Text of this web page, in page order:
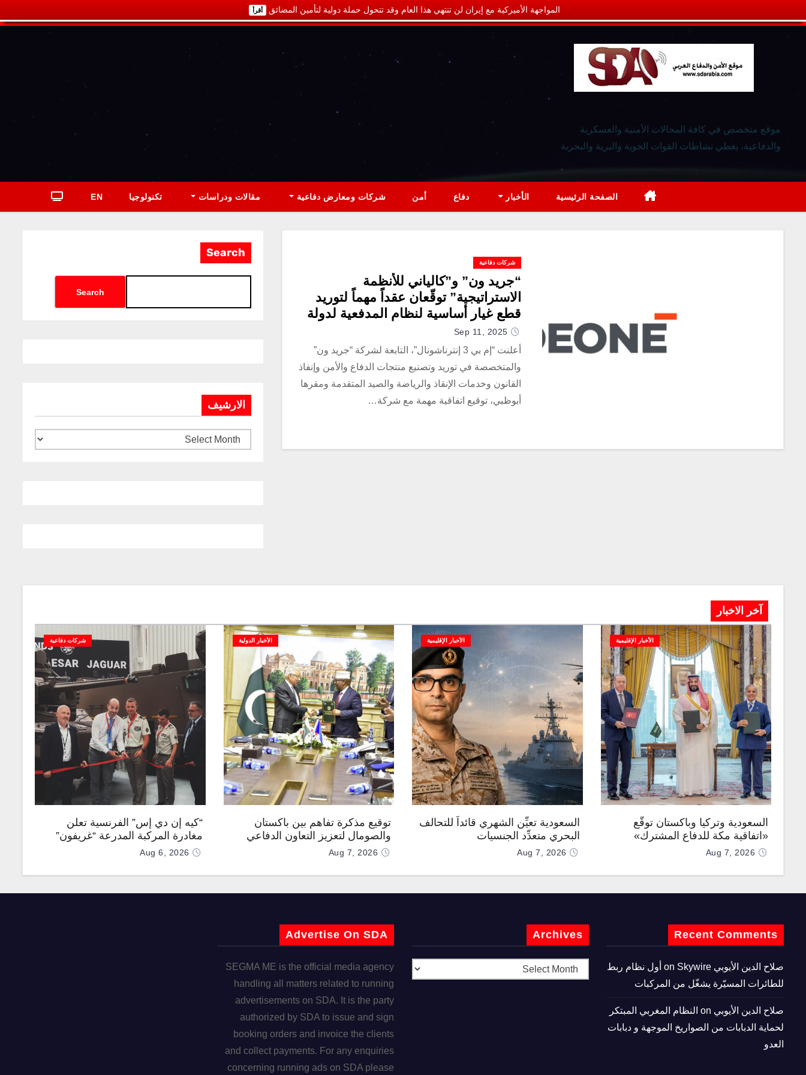
المواجهة الأميركية مع إيران لن تنتهي هذا العام وقد تتحول حملة دولية لتأمين المضائق أقرأ
موقع متخصص في كافة المجالات الأمنية والعسكرية
والدفاعية، يغطي نشاطات القوات الجوية والبرية والبحرية
الصفحة الرئيسية الأخبار دفاع أمن شركات ومعارض دفاعية مقالات ودراسات تكنولوجيا EN
شركات دفاعية
“جريد ون” و”كالياني للأنظمة
الاستراتيجية” توقّعان عقداً مهماً لتوريد
قطع غيار أساسية لنظام المدفعية لدولة
الإمارات
Sep 11, 2025
أعلنت “إم بي 3 إنترناشونال”، التابعة لشركة “جريد ون”
والمتخصصة في توريد وتصنيع منتجات الدفاع والأمن وإنفاذ
القانون وخدمات الإنقاذ والرياضة والصيد المتقدمة ومقرها
أبوظبي، توقيع اتفاقية مهمة مع شركة…
Search
Search
الارشيف
آخر الاخبار
الأخبار الإقليمية
السعودية وتركيا وباكستان توقّع
«اتفاقية مكة للدفاع المشترك»
Aug 7, 2026
الأخبار الإقليمية
السعودية تعيِّن الشهري قائداً للتحالف
البحري متعدِّد الجنسيات
Aug 7, 2026
الأخبار الدولية
توقيع مذكرة تفاهم بين باكستان
والصومال لتعزيز التعاون الدفاعي
Aug 7, 2026
شركات دفاعية
“كيه إن دي إس” الفرنسية تعلن
مغادرة المركبة المدرعة “غريفون”
رقم 1000 لخط الإنتاجAug 6, 2026
Recent Comments
صلاح الدين الأيوبي
Skywire أول نظام ربط
للطائرات المسيّرة يشغّل من المركبات
صلاح الدين الأيوبي
النظام المغربي المبتكر
لحماية الدبابات من الصواريخ الموجهة و دبابات
العدو
Archives
Advertise On SDA
SEGMA ME is the official media agency
handling all matters related to running
advertisements on SDA. It is the party
authorized by SDA to issue and sign
booking orders and invoice the clients
and collect payments. For any enquiries
concerning running ads on SDA please